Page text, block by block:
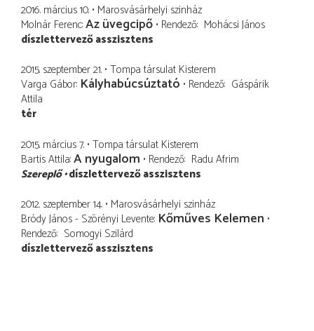
2016. március 10. Marosvásárhelyi szinház
Molnár Ferenc Az üvegcipő Rendező Mohácsi János
díszlettervező asszisztens
2015. szeptember 21. Tompa társulat Kisterem
Varga Gábor Kályhabúcsúztató Rendező Gáspárik
Attila
tér
2015. március 7. Tompa társulat Kisterem
Bartis Attila A nyugalom Rendező Radu Afrim
Szereplő díszlettervező asszisztens
2012. szeptember 14. Marosvásárhelyi szinház
Bródy János - Szörényi Levente Kőműves Kelemen
Rendező Somogyi Szilárd
díszlettervező asszisztens